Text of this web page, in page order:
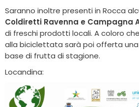
Saranno inoltre presenti in Rocca
Coldiretti Ravenna e Campagna
di freschi prodotti locali. A coloro
alla biciclettata sarà poi offerta
base di frutta di stagione.
Locandina: